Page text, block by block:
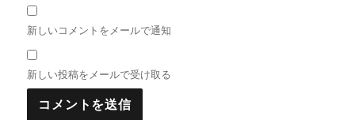
新しいコメントをメールで通知
新しい投稿をメールで受け取る